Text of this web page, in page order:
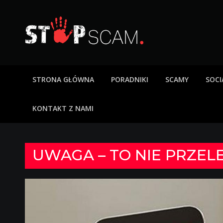
content
STRONA GŁÓWNA PORADNIKI SCAMY
KONTAKT Z NAMI
UWAGA – TO NIE